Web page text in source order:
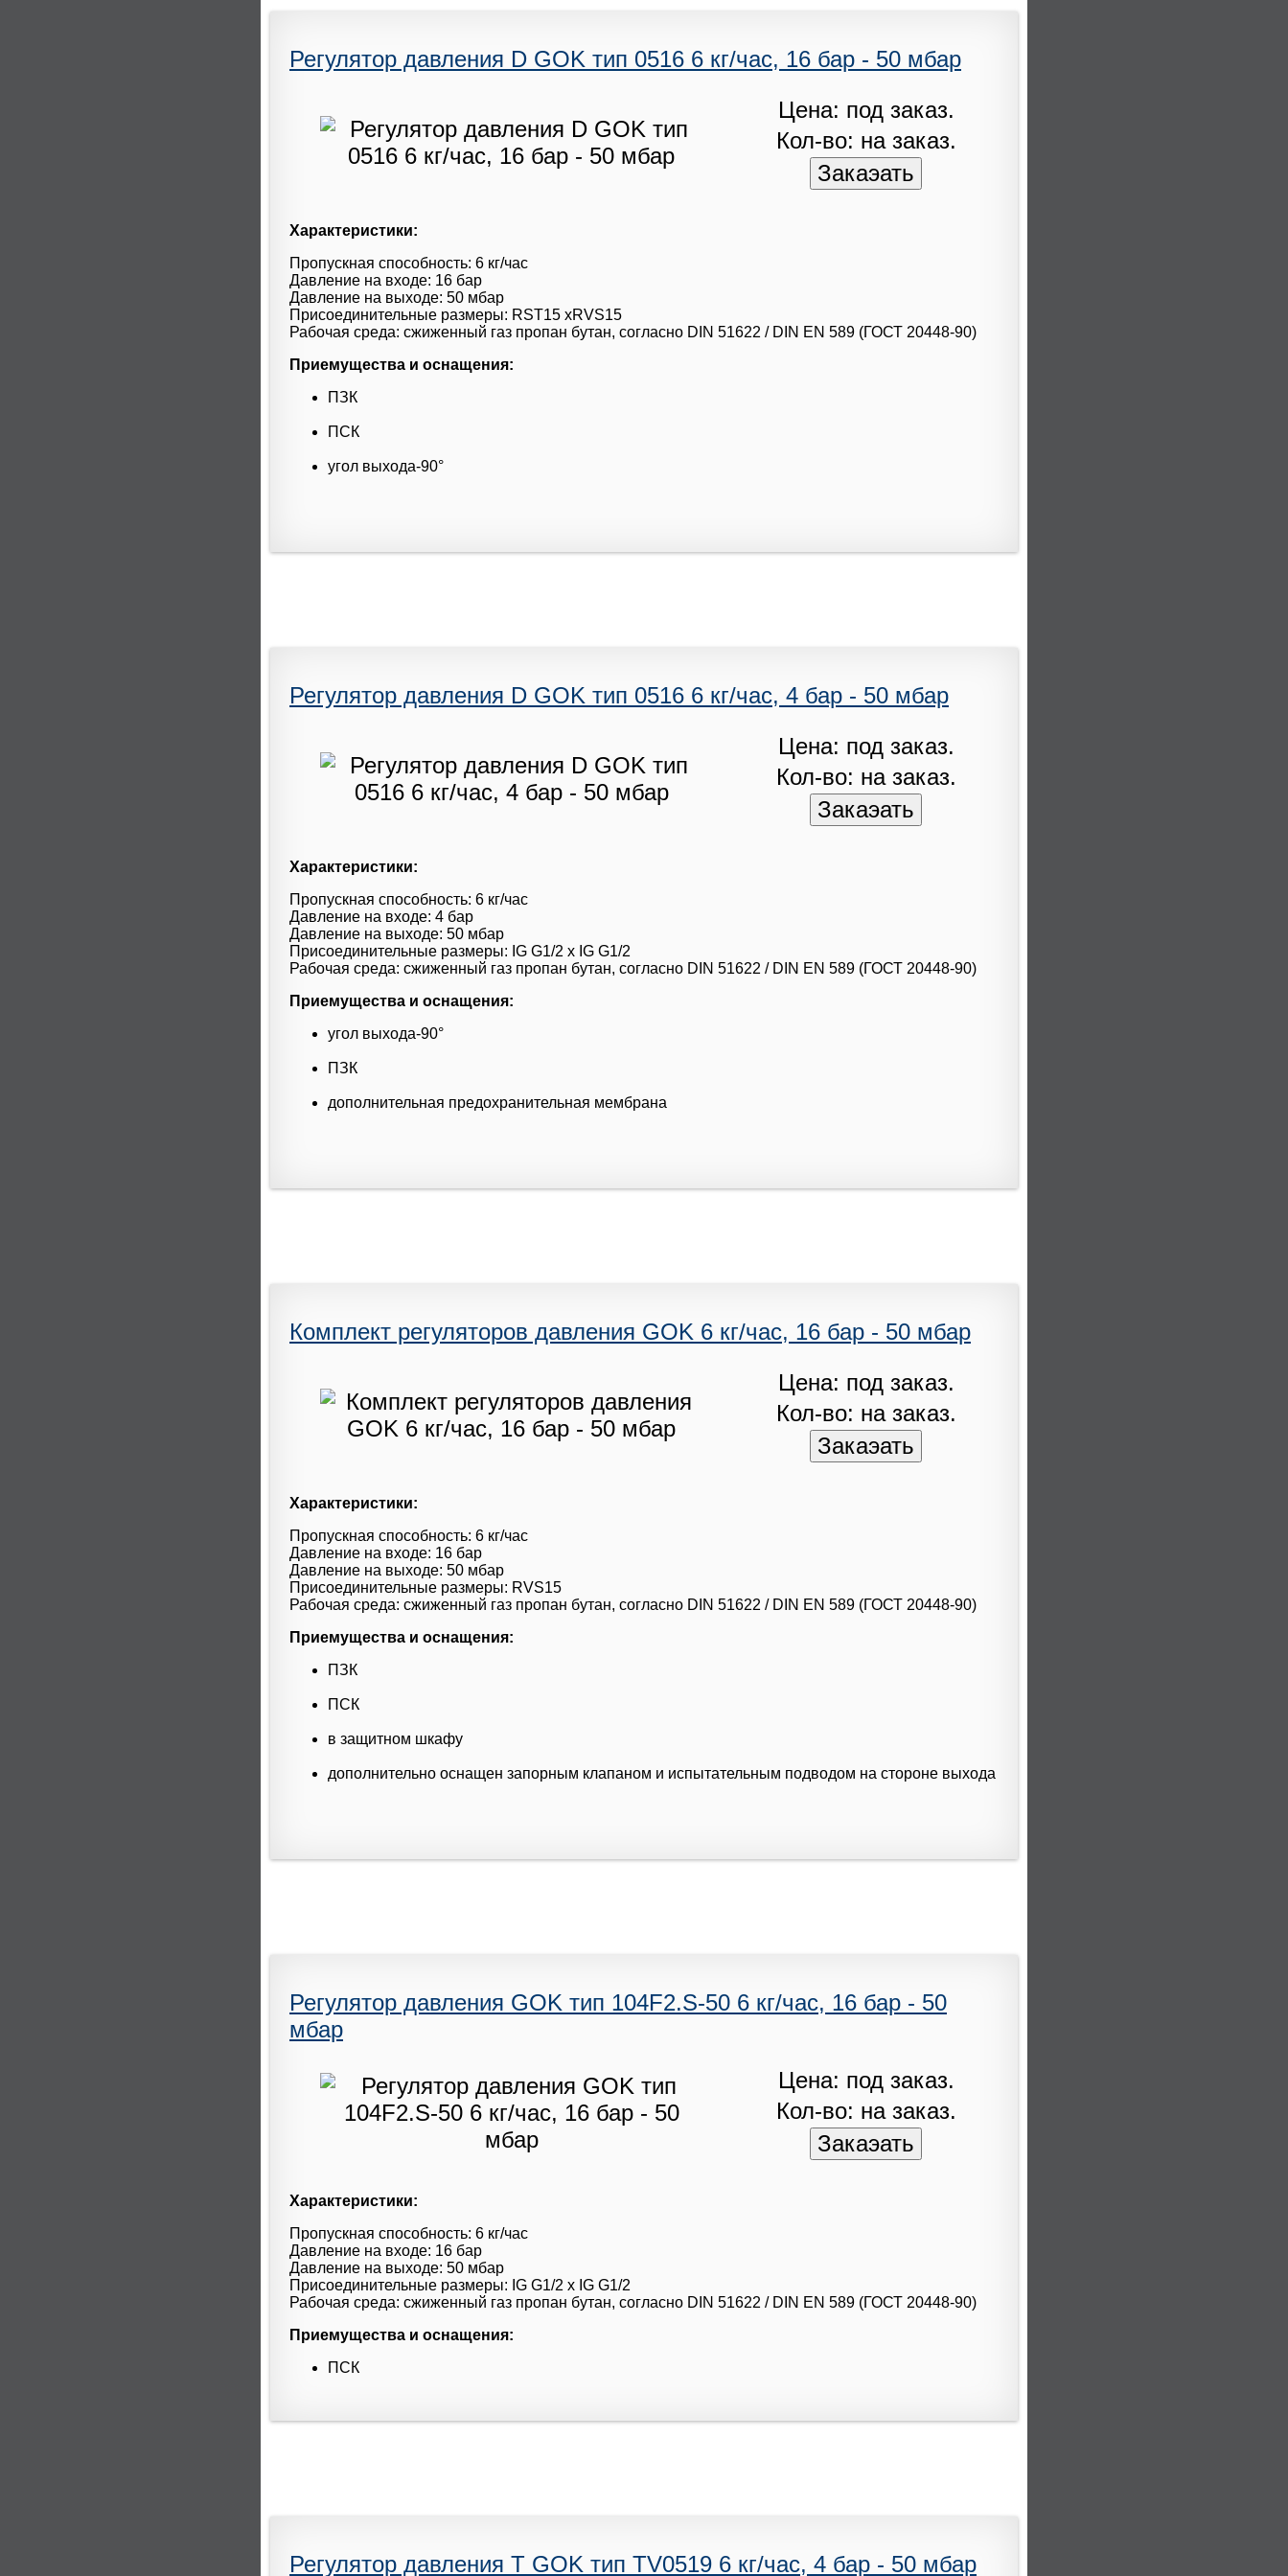
Регулятор давления D GOK тип 0516 6 кг/час, 16 бар - 50 мбар
Цена: под заказ.
Кол-во: на заказ.
Характеристики:
Пропускная способность: 6 кг/час
Давление на входе: 16 бар
Давление на выходе: 50 мбар
Присоединительные размеры: RST15 xRVS15
Рабочая среда: сжиженный газ пропан бутан, согласно DIN 51622 / DIN EN 589 (ГОСТ 20448-90)
Приемущества и оснащения:
ПЗК
ПСК
угол выхода-90°
Регулятор давления D GOK тип 0516 6 кг/час, 4 бар - 50 мбар
Цена: под заказ.
Кол-во: на заказ.
Характеристики:
Пропускная способность: 6 кг/час
Давление на входе: 4 бар
Давление на выходе: 50 мбар
Присоединительные размеры: IG G1/2 x IG G1/2
Рабочая среда: сжиженный газ пропан бутан, согласно DIN 51622 / DIN EN 589 (ГОСТ 20448-90)
Приемущества и оснащения:
угол выхода-90°
ПЗК
дополнительная предохранительная мембрана
Комплект регуляторов давления GOK 6 кг/час, 16 бар - 50 мбар
Цена: под заказ.
Кол-во: на заказ.
Характеристики:
Пропускная способность: 6 кг/час
Давление на входе: 16 бар
Давление на выходе: 50 мбар
Присоединительные размеры: RVS15
Рабочая среда: сжиженный газ пропан бутан, согласно DIN 51622 / DIN EN 589 (ГОСТ 20448-90)
Приемущества и оснащения:
ПЗК
ПСК
в защитном шкафу
дополнительно оснащен запорным клапаном и испытательным подводом на стороне выхода
Регулятор давления GOK тип 104F2.S-50 6 кг/час, 16 бар - 50
мбар
Цена: под заказ.
Кол-во: на заказ.
Характеристики:
Пропускная способность: 6 кг/час
Давление на входе: 16 бар
Давление на выходе: 50 мбар
Присоединительные размеры: IG G1/2 x IG G1/2
Рабочая среда: сжиженный газ пропан бутан, согласно DIN 51622 / DIN EN 589 (ГОСТ 20448-90)
Приемущества и оснащения:
ПСК
Регулятор давления T GOK тип TV0519 6 кг/час, 4 бар - 50 мбар